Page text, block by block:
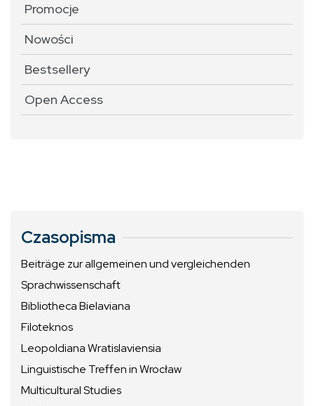
Promocje
Nowości
Bestsellery
Open Access
Czasopisma
Beiträge zur allgemeinen und vergleichenden
Sprachwissenschaft
Bibliotheca Bielaviana
Filoteknos
Leopoldiana Wratislaviensia
Linguistische Treffen in Wrocław
Multicultural Studies